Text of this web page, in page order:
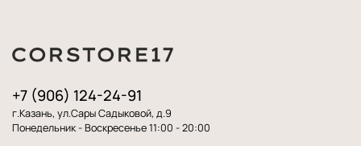
+7 (906) 124-24-91
г.Казань, ул.Сары Садыковой, д.9
Понедельник - Воскресенье 11:00 - 20:00